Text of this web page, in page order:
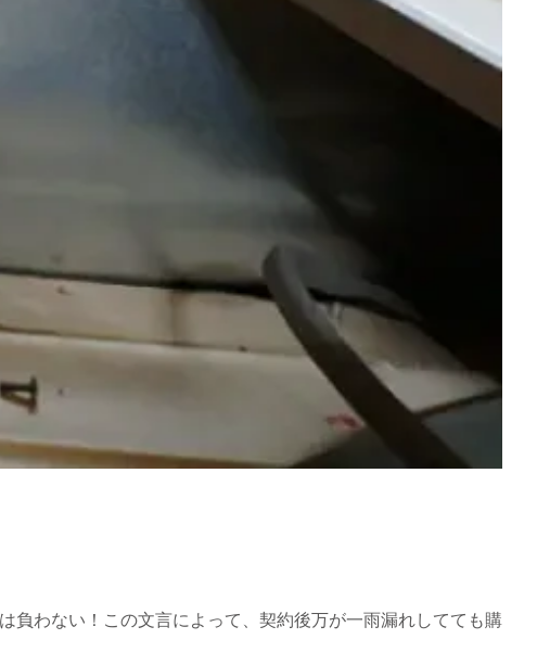
負わない！この文言によって、契約後万が一雨漏れしてても購